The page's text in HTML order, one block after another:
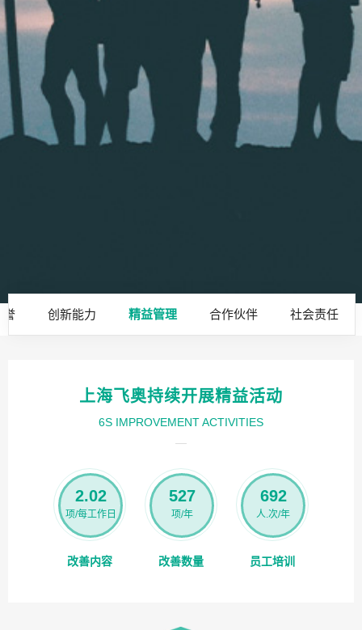
誉 创新能力 精益管理 合作伙伴 社会责任
上海飞奥持续开展精益活动
6S IMPROVEMENT ACTIVITIES
2.02
项/每工作日
改善内容
527
项/年
改善数量
692
人.次/年
员工培训